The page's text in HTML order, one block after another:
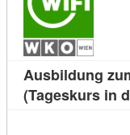
Ausbildung
(Tageskurs in